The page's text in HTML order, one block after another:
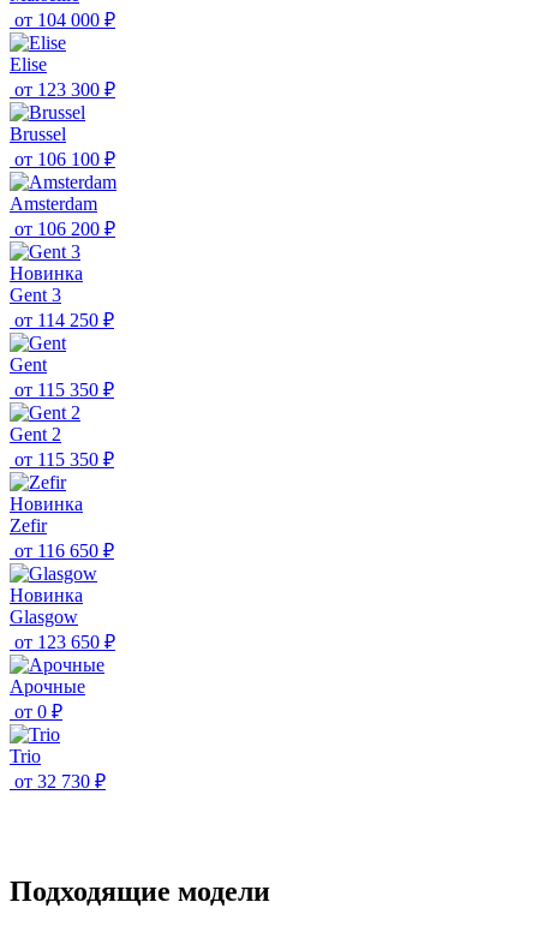
от 104 000 ₽
Elise
от 123 300 ₽
Brussel
от 106 100 ₽
Amsterdam
от 106 200 ₽
Новинка
Gent 3
от 114 250 ₽
Gent
от 115 350 ₽
Gent 2
от 115 350 ₽
Новинка
Zefir
от 116 650 ₽
Новинка
Glasgow
от 123 650 ₽
Aрочные
от 0 ₽
Trio
от 32 730 ₽
Подходящие модели